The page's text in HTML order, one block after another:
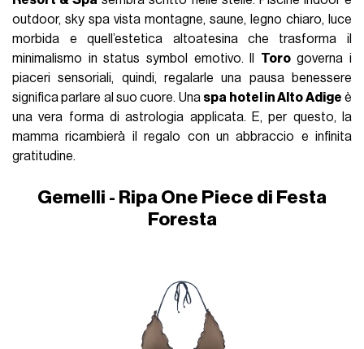
outdoor, sky spa vista montagne, saune, legno chiaro, luce
morbida e quell’estetica altoatesina che trasforma il
minimalismo in status symbol emotivo. Il Torogoverna i
piaceri sensoriali, quindi, regalarle una pausa benessere
significa parlare al suo cuore. Una spa hotel in Alto Adige è
una vera forma di astrologia applicata. E, per questo, la
mamma ricambierà il regalo con un abbraccio e infinita
gratitudine.
Gemelli - Ripa One Piece di Festa
Foresta